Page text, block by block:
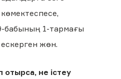
бабының 1-тармағы
жөн.
не істеу